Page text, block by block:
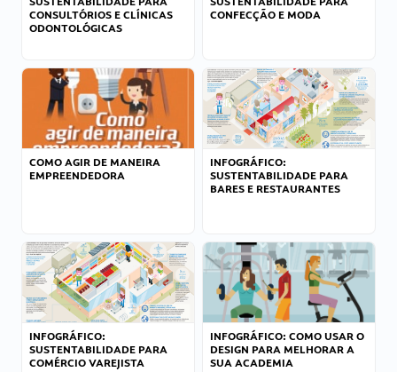
CONSULTÓRIOS E CLÍNICAS
ODONTOLÓGICAS
CONFECÇÃO E MODA
COMO AGIR DE MANEIRA
EMPREENDEDORA
INFOGRÁFICO:
SUSTENTABILIDADE PARA
BARES E RESTAURANTES
INFOGRÁFICO:
SUSTENTABILIDADE PARA
COMÉRCIO VAREJISTA
INFOGRÁFICO: COMO USAR O
DESIGN PARA MELHORAR A
SUA ACADEMIA